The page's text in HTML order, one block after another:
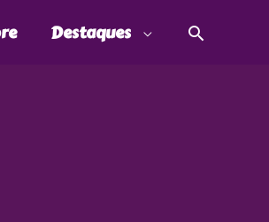
Destaques